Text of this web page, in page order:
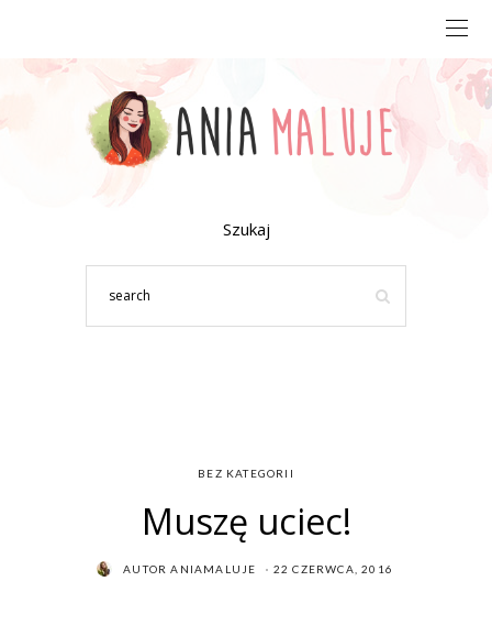
Szukaj
BEZ KATEGORII
Muszę uciec!
AUTORANIAMALUJE
POSTED
22 CZERWCA, 2016